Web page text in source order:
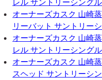
レル サントリーシング
オーナーズカスク 山崎
リーバット サントリー
オーナーズカスク 山崎
レル サントリーシング
オーナーズカスク 山崎
スヘッド サントリーシ